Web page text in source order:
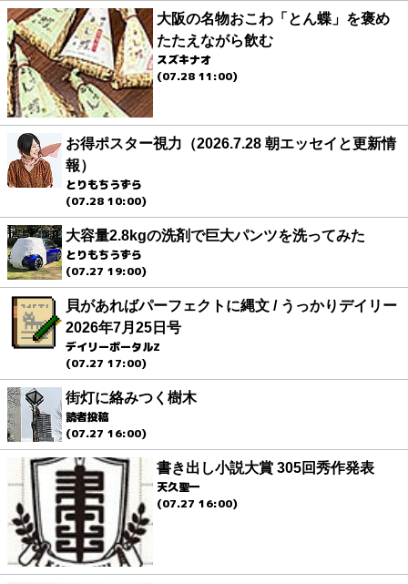
大阪の名物おこわ「とん蝶」を褒め
たたえながら飲む
スズキナオ
(07.28 11:00)
お得ポスター視力（2026.7.28 朝エッセイと更新情
報）
とりもちうずら
(07.28 10:00)
大容量2.8kgの洗剤で巨大パンツを洗ってみた
とりもちうずら
(07.27 19:00)
貝があればパーフェクトに縄文 / うっかりデイリー
2026年7月25日号
デイリーポータルZ
(07.27 17:00)
街灯に絡みつく樹木
読者投稿
(07.27 16:00)
書き出し小説大賞 305回秀作発表
天久聖一
(07.27 16:00)